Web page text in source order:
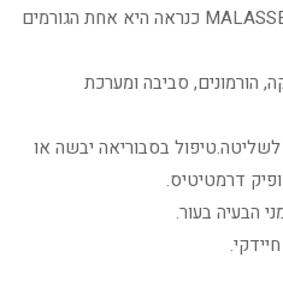
MALASSEZIA/PITYROSPORUM OVALE כנראה היא אחת הגורמים
הורמונים, סביבה ומערכת
לשליטה.טיפול בסבוריאה יבשה או
דרמטיטיס.
הבעיה בעור.